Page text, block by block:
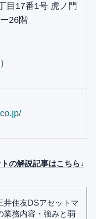
目17番1号 虎ノ門
26階
の解説記事はこちら↓
井住友DSアセットマ
業務内容・強みと弱